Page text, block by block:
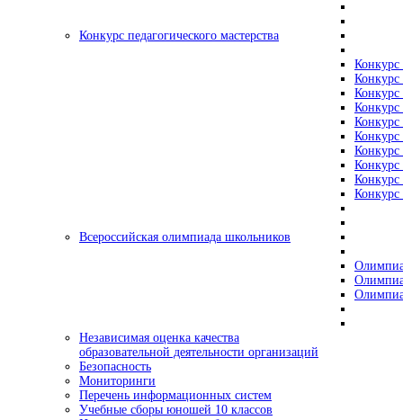
Конкурс педагогического мастерства
Конкурс
Конкурс
Конкурс
Конкурс
Конкурс
Конкурс
Конкурс
Конкурс
Конкурс
Конкурс
Всероссийская олимпиада школьников
Независимая оценка качества
образовательной деятельности организаций
Безопасность
Мониторинги
Перечень информационных систем
Учебные сборы юношей 10 классов